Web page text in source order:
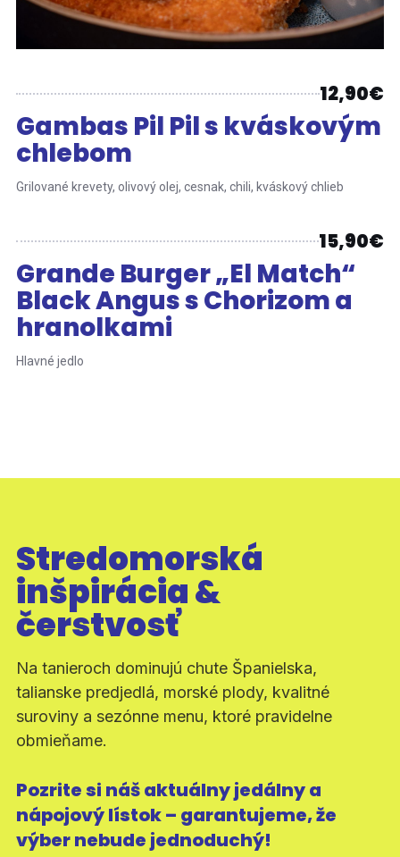
12,90€
Gambas Pil Pil s kváskovým
chlebom
Grilované krevety, olivový olej, cesnak, chili, kváskový chlieb
15,90€
Grande Burger „El Match“
Black Angus s Chorizom a
hranolkami
Hlavné jedlo
Stredomorská
inšpirácia &
čerstvosť
Na tanieroch dominujú chute Španielska,
talianske predjedlá, morské plody, kvalitné
suroviny a sezónne menu, ktoré pravidelne
obmieňame.
Pozrite si náš aktuálny jedálny a
nápojový lístok – garantujeme, že
výber nebude jednoduchý!